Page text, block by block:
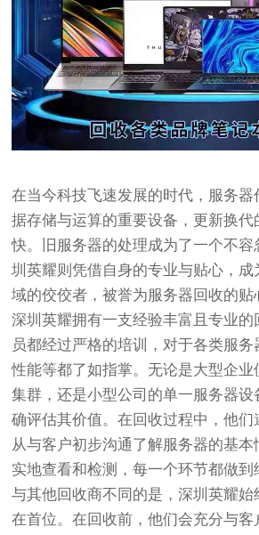
在当今科技飞速发展的时代，服务器
据存储与运算的重要设备，更新换代
快。旧服务器的处理成为了一个不容
圳英耀则凭借自身的专业与贴心，成
域的佼佼者，被誉为服务器回收的贴
深圳英耀拥有一支经验丰富且专业
员都经过严格的培训，对于各类服务
性能等都了如指掌。无论是大型企业
集群，还是小型公司的单一服务器
确评估其价值。在回收过程中，他们
从与客户初步沟通了解服务器的基
实地查看和检测，每一个环节都做到
与其他回收商不同的是，深圳英耀始
在首位。在回收前，他们会充分与客